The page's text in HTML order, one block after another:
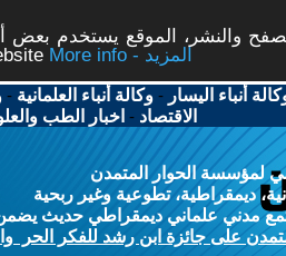
والنشر، الموقع يستخدم بعض
More info - المزيد
أنباء اليسار -وكالة أنباء العلمانية -
الاقتصاد - اخبار الطب
لمؤسسة الحوار المتمدن
ديمقراطية، تطوعية وغير ربحية
مدني علماني ديمقراطي حديث يضمن
على جائزة ابن رشد للفكر الحر